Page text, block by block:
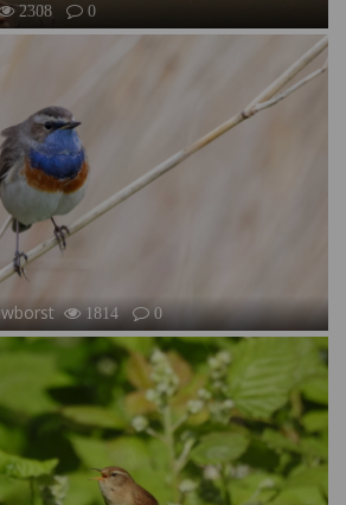
2308 0
1814 0